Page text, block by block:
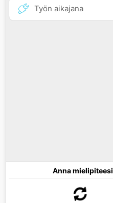
Työn aikajana
Anna mielipiteesi